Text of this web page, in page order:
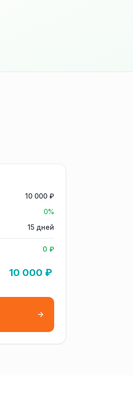
10 000 ₽
0%
15 дней
0 ₽
10 000 ₽